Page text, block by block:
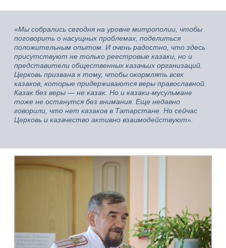
«Мы собрались сегодня на уровне митрополии, чтобы
поговорить о насущных проблемах, поделиться
положительным опытом. И очень радостно, что здесь
присутствуют не только реестровые казаки, но и
представители общественных казачьих организаций.
Церковь призвана к тому, чтобы окормлять всех
казаков, которые придерживаются веры православной.
Казак без веры — не казак. Но и казаки-мусульмане
тоже не останутся без внимания. Еще недавно
говорили, что нет казаков в Татарстане. Но сейчас
Церковь и казачество активно взаимодействуют».